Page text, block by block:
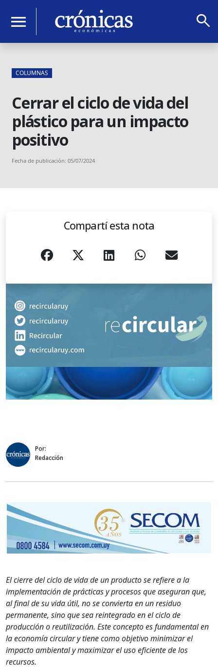
menu search
COLUMNAS
Cerrar el ciclo de vida del
plástico para un impacto
positivo
Fecha de publicación: 05/07/2024
Compartí esta nota
Por:
Redacción
El cierre del ciclo de vida de un producto se refiere a la
implementación de prácticas y procesos que aseguran que,
al final de su vida útil, no se convierta en un residuo
permanente, sino que sea reintegrado en el ciclo de
producción o reutilización. Este concepto es fundamental en
la economía circular y tiene como objetivo minimizar el
impacto ambiental y maximizar el uso eficiente de los
recursos.